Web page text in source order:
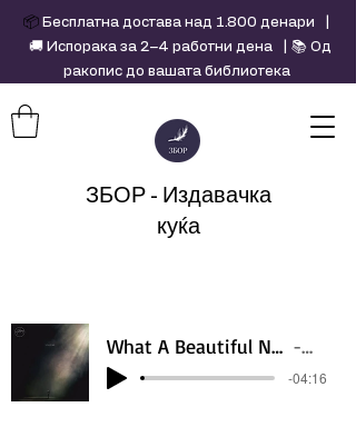
ЗБОР - Издавачка
куќа
What A Beautiful Name - Hillsong - Violin cover by Daniel Jang Artist
-04:16
📦 Бесплатна достава над 1.800 денари |
🚚 Испорака за 2–4 работни дена | 📚 Од
ракопис до вашата библиотека